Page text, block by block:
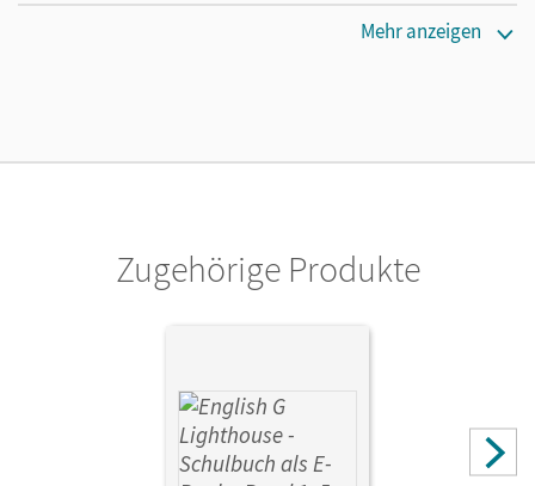
Unterrichtsmanager 90 Tage lang zu testen.
Mehr anzeigen
Zugehörige Produkte